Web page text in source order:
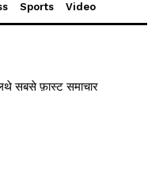
Sports Video
सबसे फ़ास्ट समाचार